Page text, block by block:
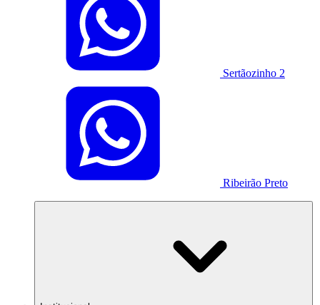
Sertãozinho 2
Ribeirão Preto